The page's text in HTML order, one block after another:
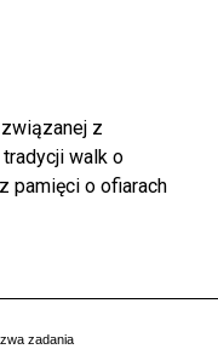
z
walk o
pamięci o ofiarach
zadania